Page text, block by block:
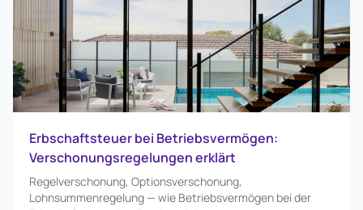
Erbschaftsteuer bei Betriebsvermögen:
Verschonungsregelungen erklärt
Regelverschonung, Optionsverschonung,
Lohnsummenregelung — wie Betriebsvermögen bei der